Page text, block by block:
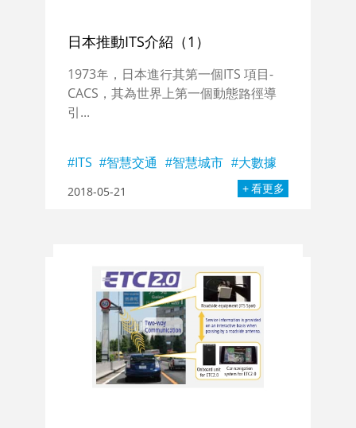
日本推動ITS介紹（1）
1973年，日本進行其第一個ITS 項目-
CACS，其為世界上第一個動態路徑導
引...
ITS 智慧交通 智慧城市 大數據
2018-05-21 看更多